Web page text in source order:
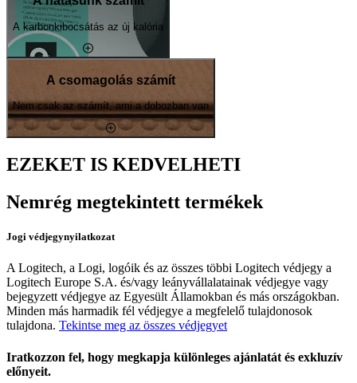
A karbonkibocsátás az új kalória
A csomagolás számít
Nem csak az számít, ami a dobozban van
EZEKET IS KEDVELHETI
Nemrég megtekintett termékek
Jogi védjegynyilatkozat
A Logitech, a Logi, logóik és az összes többi Logitech védjegy a
Logitech Europe S.A. és/vagy leányvállalatainak védjegye vagy
bejegyzett védjegye az Egyesült Államokban és más országokban.
Minden más harmadik fél védjegye a megfelelő tulajdonosok
tulajdona. Tekintse meg az összes védjegyet
Iratkozzon fel, hogy megkapja különleges ajánlatát és exkluzív
előnyeit.